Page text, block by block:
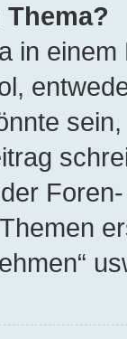
in